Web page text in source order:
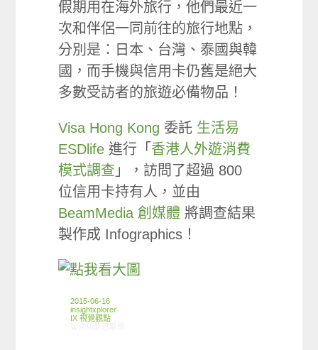
假期用在海外旅行，他們最近一
次和伴侶一同前往的旅行地點，
分別是：日本、台灣、泰國與韓
國，而手機與信用卡仍舊是絕大
多數受訪者的旅遊必備物品！
Visa Hong Kong 委託 生活易
ESDlife 進行「 香港人外遊消費
模式調查 」，訪問了超過 800
位信用卡持有人，並由
BeamMedia 創媒體 將調查結果
製作成 Infographics！
2015-06-16
insightxplorer
IX 視覺觀點